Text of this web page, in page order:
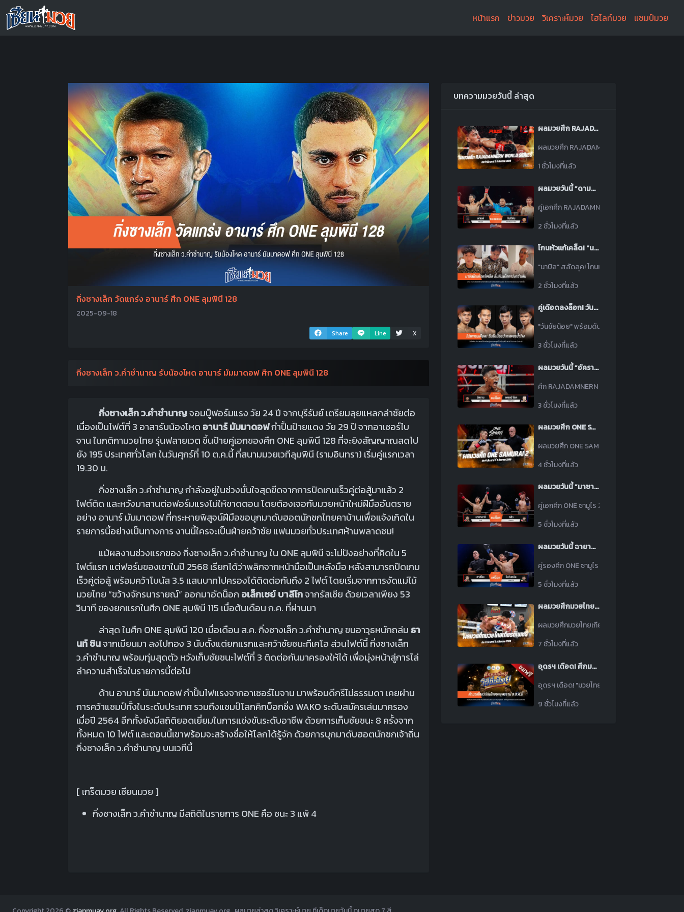
หน้าแรก ข่าวมวย วิเคราะห์มวย ไฮไลท์มวย แชมป์มวย
กิ่งซางเล็ก วัดแกร่ง อานาร์ ศึก ONE ลุมพินี 128
2025-09-18
Share Line X
กิ่งซางเล็ก ว.คําชํานาญ รับน้องโหด อานาร์ มัมมาดอฟ ศึก ONE ลุมพินี 128
กิ่งซางเล็ก ว.คําชํานาญจอมบู๊ฟอร์มแรง วัย 24 ปี จากบุรีรัมย์ เตรียมลุยแหลกล่าชัยต่อ
เนื่องเป็นไฟต์ที่ 3 อาสารับน้องโหด อานาร์ มัมมาดอฟกำปั้นป้ายแดง วัย 29 ปี จากอาเซอร์ไบ
จาน ในกติกามวยไทย รุ่นฟลายเวต ขึ้นป้ายคู่เอกของศึก ONE ลุมพินี 128 ที่จะยิงสัญญาณสดไป
ยัง 195 ประเทศทั่วโลก ในวันศุกร์ที่ 10 ต.ค.นี้ ที่สนามมวยเวทีลุมพินี (รามอินทรา) เริ่มคู่แรกเวลา
19.30 น.
กิ่งซางเล็ก ว.คําชํานาญ กำลังอยู่ในช่วงมั่นใจสุดขีดจากการปิดเกมเร็วคู่ต่อสู้มาแล้ว 2
ไฟต์ติด และหวังมาสานต่อฟอร์มแรงไม่ให้ขาดตอน โดยต้องเจอกับมวยหน้าใหม่ฝีมืออันตราย
อย่าง อานาร์ มัมมาดอฟ ที่กระหายพิสูจน์ฝีมือขอบุกมาดับฮอตนักชกไทยคาบ้านเพื่อแจ้งเกิดใน
รายการนี้อย่างเป็นทางการ งานนี้ใครจะเป็นฝ่ายคว้าชัย แฟนมวยทั่วประเทศห้ามพลาดชม!
แม้ผลงานช่วงแรกของ กิ่งซางเล็ก ว.คําชํานาญ ใน ONE ลุมพินี จะไม่ปังอย่างที่คิดใน 5
ไฟต์แรก แต่ฟอร์มของเขาในปี 2568 เรียกได้ว่าพลิกจากหน้ามือเป็นหลังมือ หลังสามารถปิดเกม
เร็วคู่ต่อสู้ พร้อมคว้าโบนัส 3.5 แสนบาทไปครองได้ติดต่อกันถึง 2 ไฟต์ โดยเริ่มจากการงัดแม่ไม้
มวยไทย “ขว้างจักรนารายณ์” ออกมาอัดน็อก อเล็กเซย์ บาลีโกจากรัสเซีย ด้วยเวลาเพียง 53
วินาที ของยกแรกในศึก ONE ลุมพินี 115 เมื่อต้นเดือน ก.ค. ที่ผ่านมา
ล่าสุด ในศึก ONE ลุมพินี 120 เมื่อเดือน ส.ค. กิ่งซางเล็ก ว.คําชํานาญ ขนอาวุธหนักถล่ม ธา
นท์ ซินจากเมียนมา ลงไปกอง 3 นับตั้งแต่ยกแรกและคว้าชัยชนะทีเคโอ ส่วนไฟต์นี้ กิ่งซางเล็ก
ว.คําชํานาญ พร้อมทุ่มสุดตัว หวังเก็บชัยชนะไฟต์ที่ 3 ติดต่อกันมาครองให้ได้ เพื่อมุ่งหน้าสู่การไล่
ล่าความสำเร็จในรายการนี้ต่อไป
ด้าน อานาร์ มัมมาดอฟ กำปั้นไฟแรงจากอาเซอร์ไบจาน มาพร้อมดีกรีไม่ธรรมดา เคยผ่าน
การคว้าแชมป์ทั้งในระดับประเทศ รวมถึงแชมป์โลกคิกบ็อกซิ่ง WAKO ระดับสมัครเล่นมาครอง
เมื่อปี 2564 อีกทั้งยังมีสถิติยอดเยี่ยมในการแข่งขันระดับอาชีพ ด้วยการเก็บชัยชนะ 8 ครั้งจาก
ทั้งหมด 10 ไฟต์ และตอนนี้เขาพร้อมจะสร้างชื่อให้โลกได้รู้จัก ด้วยการบุกมาดับฮอตนักชกเจ้าถิ่น
กิ่งซางเล็ก ว.คําชํานาญ บนเวทีนี้
[ เกร็ดมวย เซียนมวย ]
กิ่งซางเล็ก ว.คําชํานาญ มีสถิติในรายการ ONE คือ ชนะ 3 แพ้ 4
บทความมวยวันนี้ ล่าสุด
ผลมวยศึก RAJADAMNERN WORLD SERIES ประจำวันเสาร์ที่ 8 สิงหาคม 2569
ผลมวยศึก RAJADAMNERN WORLD SERIES
1 ชั่วโมงที่แล้ว
ผลมวยวันนี้ “ดามพ์” แข้งซ้ายคุมเกม! ชนะแต้ม “กับปิตัน” ขาดลอย คว้าโบนัส 1 ล้านบาท
คู่เอกศึก RAJADAMNERN WORLD SERIES วั
2 ชั่วโมงที่แล้ว
โกนหัวแก้เคล็ด! "นาบิล" ลั่นคัมแบ็กแกร่งกว่าเดิม
"นาบิล" สลัดลุค! โกนหัวแก้เคล็ดหลังพ่าย "เสือคิม
2 ชั่วโมงที่แล้ว
คู่เดือดลงล็อก! วันชัยน้อย ตะบัน เพชรน้ำโขง ศึกนี้มีน็อก
"วันชัยน้อย" พร้อมดับซ่า "เพชรน้ำโขง" ศึก The
3 ชั่วโมงที่แล้ว
ผลมวยวันนี้ “อัคราม” ฮุกซ้ายปิดเกม! น็อค “เพชรนำโชค” ยก 1
ศึก RAJADAMNERN WORLD SERIES วันนี้ “อัค
3 ชั่วโมงที่แล้ว
ผลมวยศึก ONE SAMURAI 2 ประจำวันเสาร์ที่ 8 สิงหาคม 2569
ผลมวยศึก ONE SAMURAI 2 ประจำวันเสาร์ที่ 8
4 ชั่วโมงที่แล้ว
ผลมวยวันนี้ “มาซาอากิ” เน้นหมัดซ้าย! กดน็อค “หลิว” ยก 1 คว้าโบนัส 3 ล้านบาท
คู่เอกศึก ONE ซามูไร 2 วันนี้ “มาซาอากิ โนอิริ” ห
5 ชั่วโมงที่แล้ว
ผลมวยวันนี้ ฉายาซดน้ำเงาะเฉิดฉาย! “โมฮัมหมัด” หวดก้านคอน็อค “คาอิโตะ” ยก 1 คว้าโบนัส 1.5 ล้านบาท
คู่รองศึก ONE ซามูไร 2 วันนี้ “โมฮัมหมัด เซียซารา
5 ชั่วโมงที่แล้ว
ผลมวยศึกมวยไทยเกียรติเพชร ประจำวันเสาร์ที่ 8 สิงหาคม 2569
ผลมวยศึกมวยไทยเกียรติเพชร ประจำวันเสาร์ที่
7 ชั่วโมงที่แล้ว
อุดรฯ เดือด! ศึกมวยไทยวิถีถิ่นไทย บุกสลัดสังเวียน 9 ส.ค.นี้
อุดรฯ เดือด! "มวยไทยวิถีถิ่นไทย" สนาม 4 บุกทุ่ง
9 ชั่วโมงที่แล้ว